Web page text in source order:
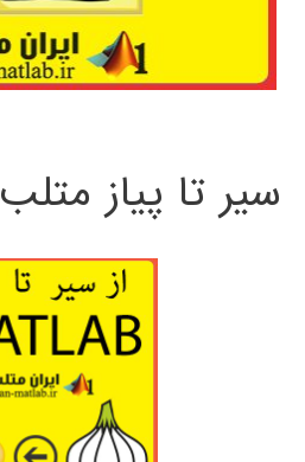
سیر تا پیاز متلب MATLAB